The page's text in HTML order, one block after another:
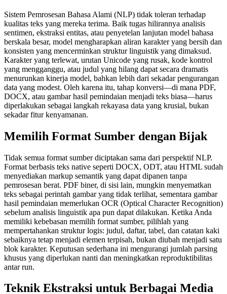
Sistem Pemrosesan Bahasa Alami (NLP) tidak toleran terhadap
kualitas teks yang mereka terima. Baik tugas hilirannya analisis
sentimen, ekstraksi entitas, atau penyetelan lanjutan model bahasa
berskala besar, model mengharapkan aliran karakter yang bersih dan
konsisten yang mencerminkan struktur linguistik yang dimaksud.
Karakter yang terlewat, urutan Unicode yang rusak, kode kontrol
yang mengganggu, atau judul yang hilang dapat secara dramatis
menurunkan kinerja model, bahkan lebih dari sekadar pengurangan
data yang modest. Oleh karena itu, tahap konversi—di mana PDF,
DOCX, atau gambar hasil pemindaian menjadi teks biasa—harus
diperlakukan sebagai langkah rekayasa data yang krusial, bukan
sekadar fitur kenyamanan.
Memilih Format Sumber dengan Bijak
Tidak semua format sumber diciptakan sama dari perspektif NLP.
Format berbasis teks native seperti DOCX, ODT, atau HTML sudah
menyediakan markup semantik yang dapat dipanen tanpa
pemrosesan berat. PDF biner, di sisi lain, mungkin menyematkan
teks sebagai perintah gambar yang tidak terlihat, sementara gambar
hasil pemindaian memerlukan OCR (Optical Character Recognition)
sebelum analisis linguistik apa pun dapat dilakukan. Ketika Anda
memiliki kebebasan memilih format sumber, pilihlah yang
mempertahankan struktur logis: judul, daftar, tabel, dan catatan kaki
sebaiknya tetap menjadi elemen terpisah, bukan diubah menjadi satu
blok karakter. Keputusan sederhana ini mengurangi jumlah parsing
khusus yang diperlukan nanti dan meningkatkan reproduktibilitas
antar run.
Teknik Ekstraksi untuk Berbagai Media